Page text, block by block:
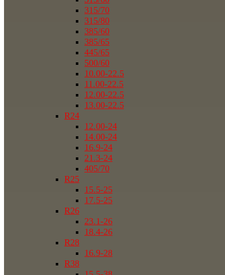
315/70
315/80
385/60
385/65
445/65
500/60
10.00-22.5
11.00-22.5
12.00-22.5
13.00-22.5
R24
12.00-24
14.00-24
16.9-24
21.3-24
405/70
R25
15.5-25
17.5-25
R26
23.1-26
18.4-26
R28
16.9-28
R38